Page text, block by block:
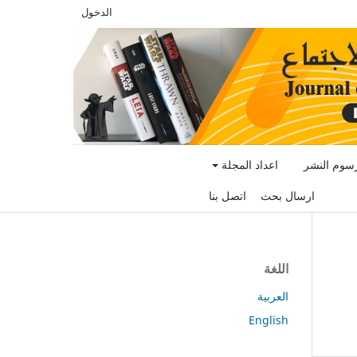
النشر اعداد المجلة
ارسال بحث اتصل بنا
الدخول
اللغة
العربية
English